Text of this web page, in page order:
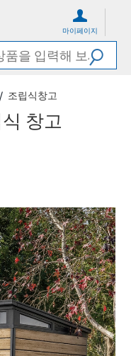
마이페이지
조립식창고
창고